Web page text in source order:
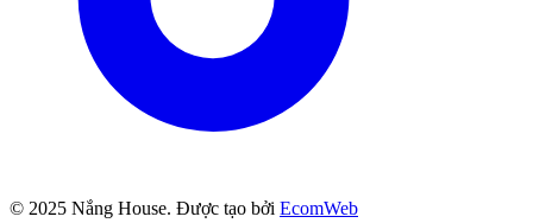
© 2025 Nắng House. Được tạo bởi EcomWeb